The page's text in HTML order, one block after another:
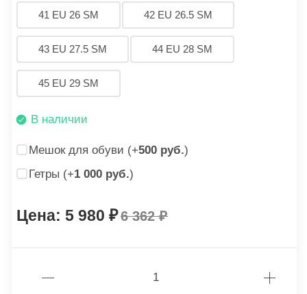
41 EU 26 SM 42 EU 26.5 SM
43 EU 27.5 SM 44 EU 28 SM
45 EU 29 SM
В наличии
Мешок для обуви (+500 руб.)
Гетры (+1 000 руб.)
5 980 6 362